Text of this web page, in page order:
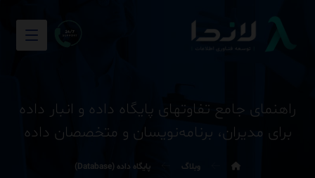
راهنمای جامع تفاوتهای پایگاه داده و انبار داده
برای مدیران، برنامه‌نویسان و متخصصان داده
وبلاگ پایگاه داده (Database)